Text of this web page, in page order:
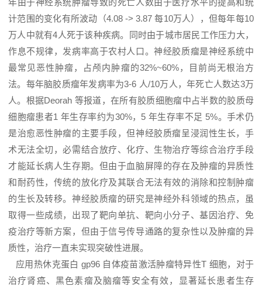
年由于神经系统肿瘤导致的死亡人数由于医疗水平的提高和统
计范围的变化有所波动（4.08 -> 3.87 每10万人），但每年每10
万人中就有4人死于该种疾病。同时由于城市居民工作压力大，
作息不规律，发病率高于农村人口。神经胶质瘤是神经系统中
最常见恶性肿瘤，占颅内肿瘤的32%~60%，目前尚无根治方
法。每年脑胶质瘤年发病率为3-6 人/10万人，年死亡人数达3万
人。根据Deorah 等报道，在所有胶质细胞瘤中占半数的胶质母
细胞瘤患者1 年生存率约为30%，5 年生存率不足 5%。手术仍
是治愈恶性肿瘤的主要手段，但神经胶质瘤呈浸润性生长，手
术无法全切，必需结合放疗、化疗、生物治疗等综合治疗手段
才能延长病人生存期。但由于血脑屏障的存在及肿瘤的异质性
和耐药性，传统的放化疗及其联合无法有效的消除和控制肿瘤
的生长及转移。神经胶质瘤的研究是神经外科领域的热点，虽
取得一些成绩，出现了靶向单抗、靶向小分子、基因治疗、免
疫治疗等新方案，但由于信号传导通路的复杂性以及肿瘤的异
质性，治疗一直未实现突破性进展。
应用热休克蛋白 gp96 自体疫苗激活肿瘤特异性T 细胞，对于
治疗肾癌、黑色素瘤及脑瘤等安全有效，显著延长患者生存